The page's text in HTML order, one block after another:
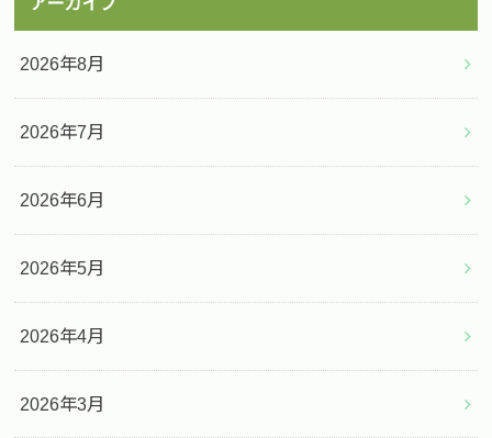
2026年8月
2026年7月
2026年6月
2026年5月
2026年4月
2026年3月